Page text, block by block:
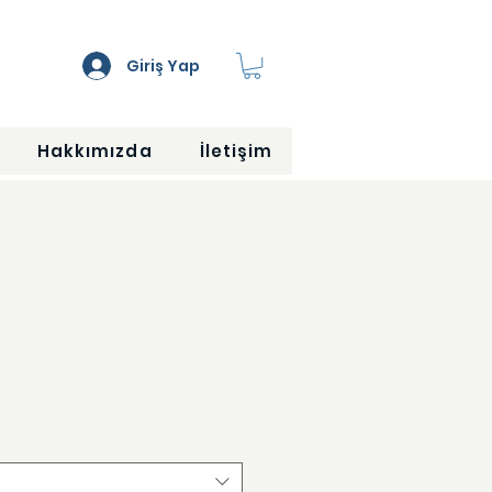
Giriş Yap
Hakkımızda İletişim